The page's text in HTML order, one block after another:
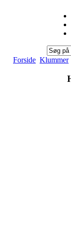
Forside Klummer